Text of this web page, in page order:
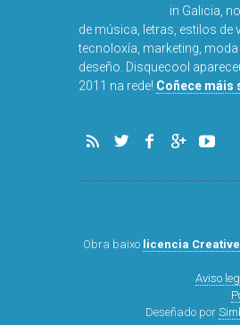
in Galicia,
de música, letras, estilos de
tecnoloxía, marketing, moda
deseño. Disquecool
2011 na rede! Coñece máis
Obra baixo licencia Creative
Aviso
Deseñado por